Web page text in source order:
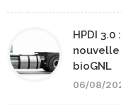
HPDI
bioGNL
06/08/